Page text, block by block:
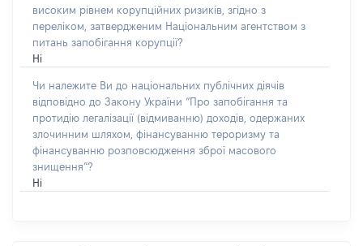
високим рівнем корупційних ризиків, згідно з
переліком, затвердженим Національним агентством з
питань запобігання корупції?
Ні
Чи належите Ви до національних публічних діячів
відповідно до Закону України “Про запобігання та
протидію легалізації (відмиванню) доходів, одержаних
злочинним шляхом, фінансуванню тероризму та
фінансуванню розповсюдження зброї масового
знищення”?
Ні